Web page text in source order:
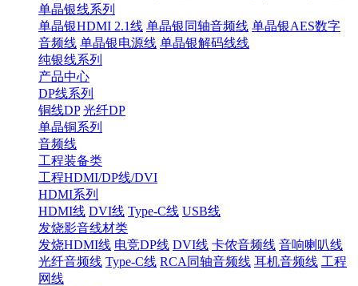
单晶银线系列
单晶银HDMI 2.1线 单晶银同轴音频线 单晶银AES数字
音频线 单晶银电源线 单晶银解码线线
纯银线系列
产品中心
DP线系列
铜线DP 光纤DP
单晶铜系列
音频线
工程装备类
工程HDMI/DP线/DVI
HDMI系列
HDMI线 DVI线 Type-C线 USB线
发烧影音线材类
发烧HDMI线 电竞DP线 DVI线 卡侬音频线 音响喇叭线
光纤音频线 Type-C线 RCA同轴音频线 耳机音频线 工程
网线